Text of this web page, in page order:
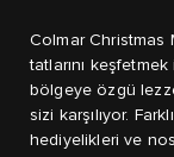
Colmar Christmas
tatlarını
bölgeye özgü
sizi karşılıyor.
hediyelikleri ve